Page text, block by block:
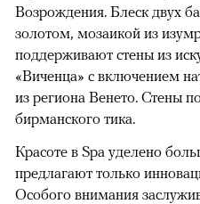
Возрождения. Блеск двух
золотом, мозаикой из
поддерживают стены из
«Виченца» с включением
из региона Венето. Стены
бирманского тика.
Красоте в Spa уделено
предлагают только
Особого внимания